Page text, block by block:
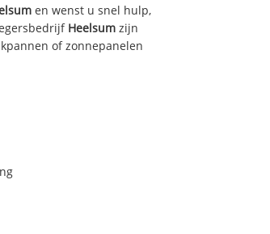
en wenst u snel hulp,
Heelsum zijn
of zonnepanelen